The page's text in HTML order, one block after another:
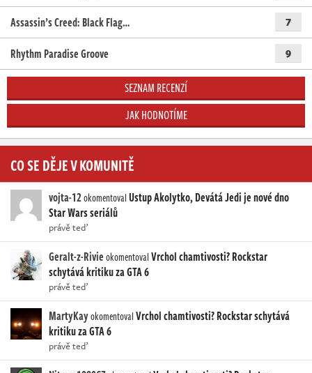
Assassin’s Creed: Black Flag… 7
Rhythm Paradise Groove 9
SEZNAM RECENZÍ
JAK HODNOTÍME
CO SE DĚJE V KOMUNITĚ
vojta-12okomentovalUstup Akolytko, Devátá Jedi je nové dno
Star Wars seriálů
právě teď
Geralt-z-RivieokomentovalVrchol chamtivosti? Rockstar
schytává kritiku za GTA 6
právě teď
MartyKayokomentovalVrchol chamtivosti? Rockstar schytává
kritiku za GTA 6
právě teď